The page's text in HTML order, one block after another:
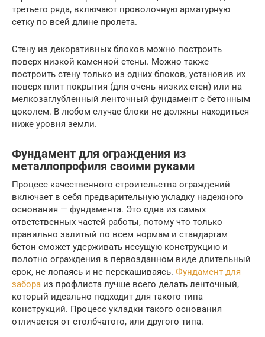
третьего ряда, включают проволочную арматурную
сетку по всей длине пролета.
Стену из декоративных блоков можно построить
поверх низкой каменной стены. Можно также
построить стену только из одних блоков, установив их
поверх плит покрытия (для очень низких стен) или на
мелкозаглубленный ленточный фундамент с бетонным
цоколем. В любом случае блоки не должны находиться
ниже уровня земли.
Фундамент для ограждения из
металлопрофиля своими руками
Процесс качественного строительства ограждений
включает в себя предварительную укладку надежного
основания — фундамента. Это одна из самых
ответственных частей работы, потому что только
правильно залитый по всем нормам и стандартам
бетон сможет удерживать несущую конструкцию и
полотно ограждения в первозданном виде длительный
срок, не лопаясь и не перекашиваясь. Фундамент для
забора из профлиста лучше всего делать ленточный,
который идеально подходит для такого типа
конструкций. Процесс укладки такого основания
отличается от столбчатого, или другого типа.